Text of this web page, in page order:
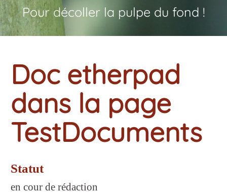
Pour décoller la pulpe du fond !
Doc etherpad
dans la page
TestDocuments
Statut
en cour de rédaction